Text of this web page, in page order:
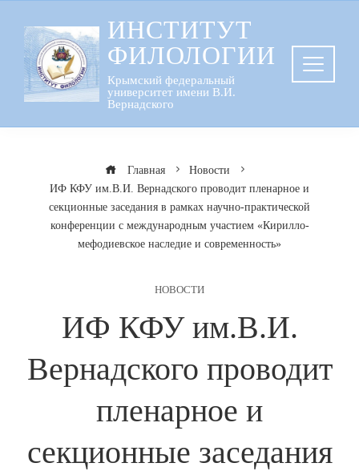
содержанию
ИНСТИТУТ
ФИЛОЛОГИИ
Крымский федеральный
университет имени В.И.
Вернадского
Главная
Новости
ИФ КФУ им.В.И. Вернадского проводит пленарное и
секционные заседания в рамках научно-практической
конференции с международным участием «Кирилло-
мефодиевское наследие и современность»
НОВОСТИ
ИФ КФУ им.В.И.
Вернадского проводит
пленарное и
секционные заседания